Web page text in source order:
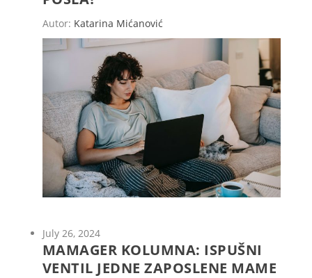
Autor: Katarina Mićanović
July 26, 2024
MAMAGER KOLUMNA: ISPUŠNI
VENTIL JEDNE ZAPOSLENE MAME